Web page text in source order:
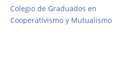
Colegio de Graduados en
Cooperativismo y Mutualismo